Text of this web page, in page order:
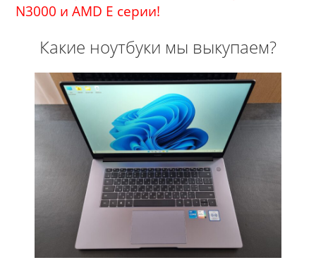
N3000 и AMD E серии!
Какие ноутбуки мы выкупаем?